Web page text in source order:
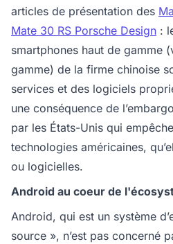
articles de présentation des
Mate 30 RS Porsche Design :
smartphones haut de gamme
gamme) de la firme chinoise
services et des logiciels
une conséquence de
par les États-Unis qui
technologies américaines,
ou logicielles.
Android au coeur de
Android, qui est un système
source », n’est pas concerné